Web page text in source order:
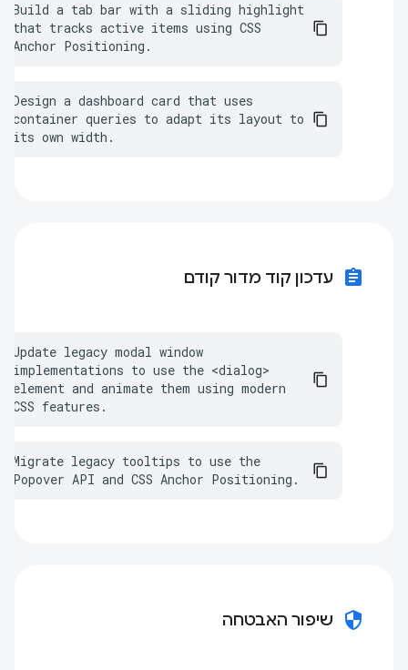
Build a tab bar with a sliding highlight
that tracks active items using CSS
Anchor Positioning.
Design a dashboard card that uses
container queries to adapt its layout to
its own width.
assignment עדכון קוד מדור קודם
Update legacy modal window
implementations to use the <dialog>
element and animate them using modern
CSS features.
Migrate legacy tooltips to use the
Popover API and CSS Anchor Positioning.
security שיפור האבטחה